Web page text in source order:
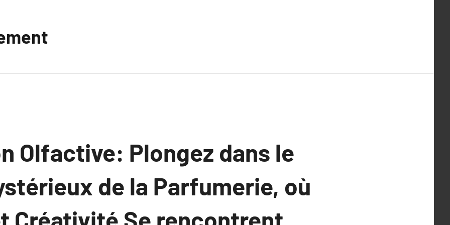
Olfactive: Plongez dans le
de la Parfumerie, où